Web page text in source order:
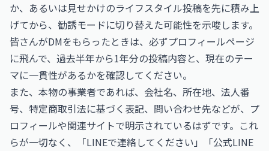
か、あるいは見せかけのライフスタイル投稿を先に積み上
げてから、勧誘モードに切り替えた可能性を示唆します。
皆さんがDMをもらったときは、必ずプロフィールページ
に飛んで、過去半年から1年分の投稿内容と、現在のテー
マに一貫性があるかを確認してください。
また、本物の事業者であれば、会社名、所在地、法人番
号、特定商取引法に基づく表記、問い合わせ先などが、プ
ロフィールや関連サイトで明示されているはずです。これ
らが一切なく、「LINEで連絡してください」「公式LINE